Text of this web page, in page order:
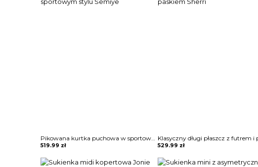
Pikowana kurtka puchowa w sportowym stylu Semiye
519.99 zł 529.99 zł